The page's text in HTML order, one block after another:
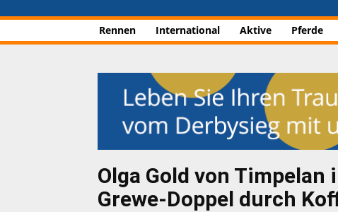
Rennen International Aktive Pferde
Olga Gold von
Grewe-Doppel durch